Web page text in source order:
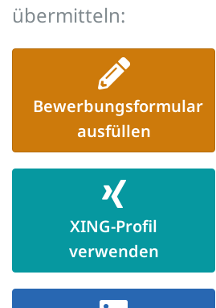
übermitteln:
Bewerbungsformular
ausfüllen
XING-Profil
verwenden